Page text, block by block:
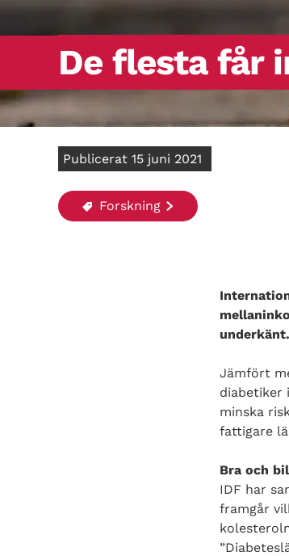
De flesta får
Publicerat 15 juni 2021
Forskning
underkänt.
Jämfört
diabetiker
minska
fattigare
Bra och
IDF har
framgår